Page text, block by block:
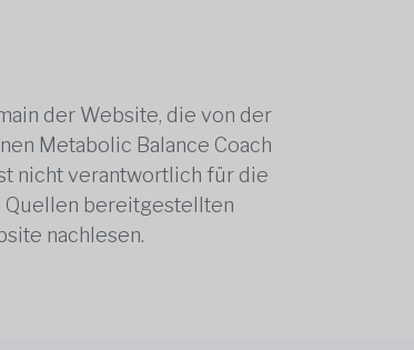
der Website, die von der
Metabolic Balance Coach
nicht verantwortlich für die
Quellen bereitgestellten
nachlesen.